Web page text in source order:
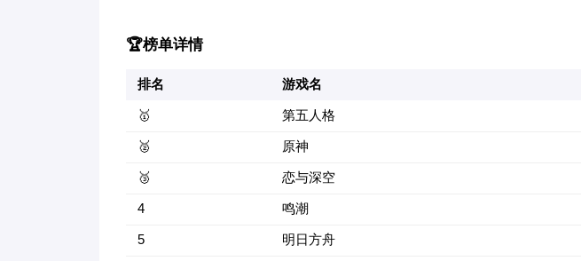
🏆榜单详情
排名 游戏名
🥇 第五人格
🥈 原神
🥉 恋与深空
4 鸣潮
5 明日方舟